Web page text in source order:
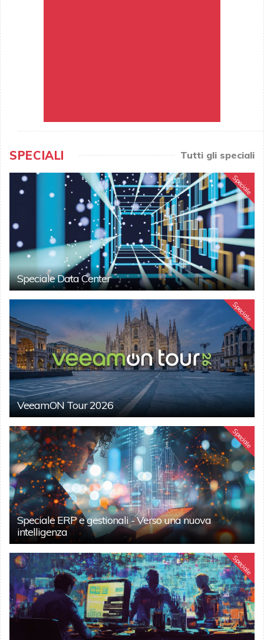
SPECIALI Tutti gli speciali
Speciale
Speciale Data Center
Speciale
VeeamON Tour 2026
Speciale
Speciale ERP e gestionali - Verso una nuova
intelligenza
Speciale